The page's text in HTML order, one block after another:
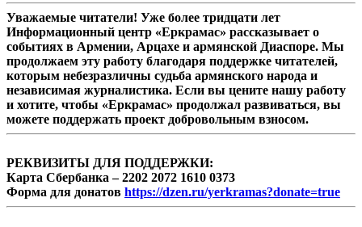
Уважаемые читатели! Уже более тридцати лет
Информационный центр «Еркрамас» рассказывает о
событиях в Армении, Арцахе и армянской Диаспоре. Мы
продолжаем эту работу благодаря поддержке читателей,
которым небезразличны судьба армянского народа и
независимая журналистика. Если вы цените нашу работу
и хотите, чтобы «Еркрамас» продолжал развиваться, вы
можете поддержать проект добровольным взносом.
РЕКВИЗИТЫ ДЛЯ ПОДДЕРЖКИ:
Карта Сбербанка – 2202 2072 1610 0373
Форма для донатов https://dzen.ru/yerkramas?donate=true